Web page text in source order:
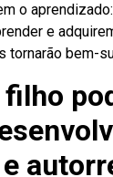
o
e
tornarão bem-
filho